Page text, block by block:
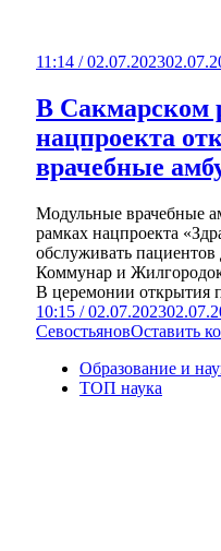
11:14 / 02.07.2023
В Сакмарском
нацпроекта
врачебные
Модульные врачебные
рамках нацпроекта
обслуживать
Коммунар и
В церемонии открытия
10:15 / 02.07.2023
СевостьяновОставить
Образование и
ТОП наука